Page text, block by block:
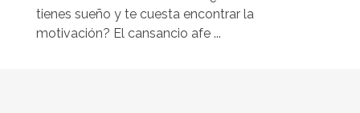
tienes sueño y te cuesta encontrar la
motivación? El cansancio afe ...